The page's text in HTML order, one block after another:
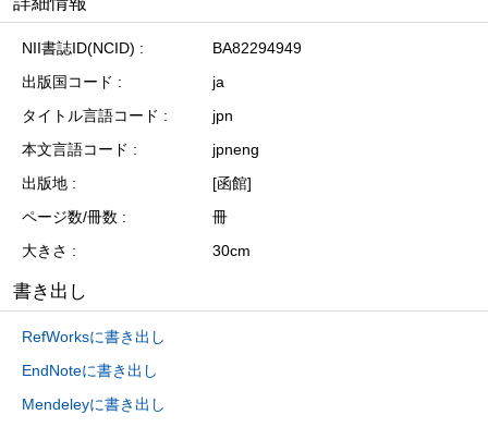
NII書誌ID(NCID)
BA82294949
出版国コード
ja
タイトル言語コード
jpn
本文言語コード
jpneng
出版地
[函館]
ページ数/冊数
冊
大きさ
30cm
書き出し
RefWorksに書き出し
EndNoteに書き出し
Mendeleyに書き出し